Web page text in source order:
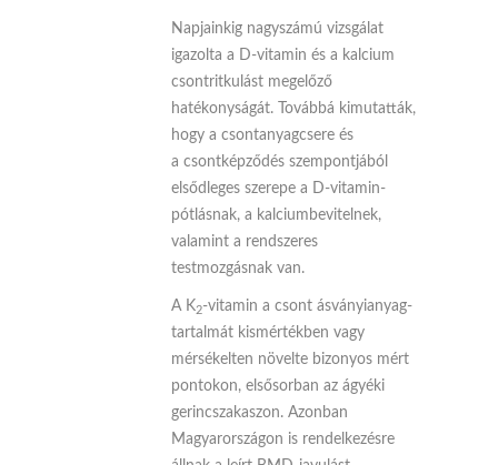
Napjainkig nagyszámú vizsgálat
igazolta a D-vitamin és a kalcium
csontritkulást megelőző
hatékonyságát. Továbbá kimutatták,
hogy a csontanyagcsere és
a csontképződés szempontjából
elsődleges szerepe a D-vitamin-
pótlásnak, a kalciumbevitelnek,
valamint a rendszeres
testmozgásnak van.
A K 2-vitamin a csont ásványianyag-
tartalmát kismértékben vagy
mérsékelten növelte bizonyos mért
pontokon, elsősorban az ágyéki
gerincszakaszon. Azonban
Magyarországon is rendelkezésre